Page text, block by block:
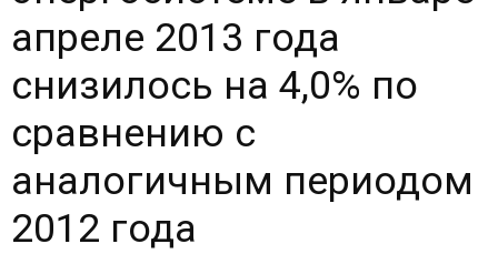
апреле 2013 года
снизилось на 4,0% по
сравнению с
аналогичным периодом
2012 года